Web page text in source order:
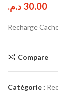
30.00 د.م.
Recharge
Compare
Catégorie :